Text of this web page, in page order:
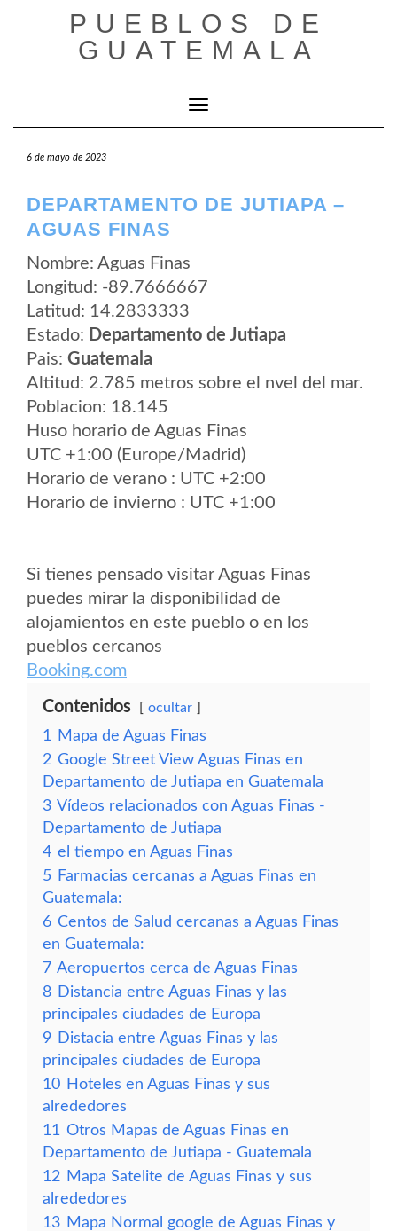
PUEBLOS DE
GUATEMALA
Cambiar modo de navegación
6 de mayo de 2023
DEPARTAMENTO DE JUTIAPA –
AGUAS FINAS
Nombre: Aguas Finas
Longitud: -89.7666667
Latitud: 14.2833333
Estado: Departamento de Jutiapa
Pais: Guatemala
Altitud: 2.785 metros sobre el nvel del mar.
Poblacion: 18.145
Huso horario de Aguas Finas
UTC +1:00 (Europe/Madrid)
Horario de verano : UTC +2:00
Horario de invierno : UTC +1:00
Si tienes pensado visitar Aguas Finas
puedes mirar la disponibilidad de
alojamientos en este pueblo o en los
pueblos cercanos
Booking.com
Contenidos ocultar
1
Mapa de Aguas Finas
2 Google Street View Aguas Finas en
Departamento de Jutiapa en Guatemala
3 Vídeos relacionados con Aguas Finas -
Departamento de Jutiapa
4 el tiempo en Aguas Finas
5 Farmacias cercanas a Aguas Finas en
Guatemala:
6 Centos de Salud cercanas a Aguas Finas
en Guatemala:
7 Aeropuertos cerca de Aguas Finas
8 Distancia entre Aguas Finas y las
principales ciudades de Europa
9 Distacia entre Aguas Finas y las
principales ciudades de Europa
10 Hoteles en Aguas Finas y sus
alrededores
11 Otros Mapas de Aguas Finas en
Departamento de Jutiapa - Guatemala
12 Mapa Satelite de Aguas Finas y sus
alrededores
13 Mapa Normal google de Aguas Finas y